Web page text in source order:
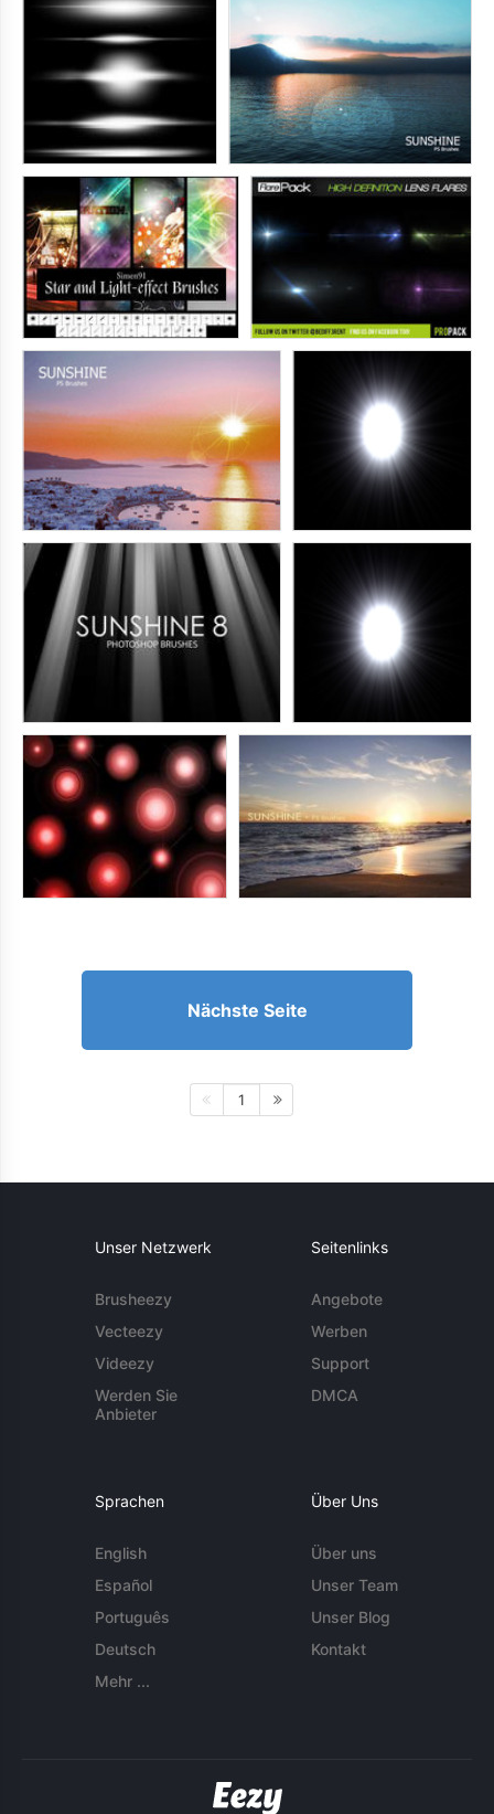
Nächste Seite
1
Unser Netzwerk
Brusheezy
Vecteezy
Videezy
Werden Sie
Anbieter
Seitenlinks
Angebote
Werben
Support
DMCA
Sprachen
English
Español
Português
Deutsch
Mehr ...
Über Uns
Über uns
Unser Team
Unser Blog
Kontakt